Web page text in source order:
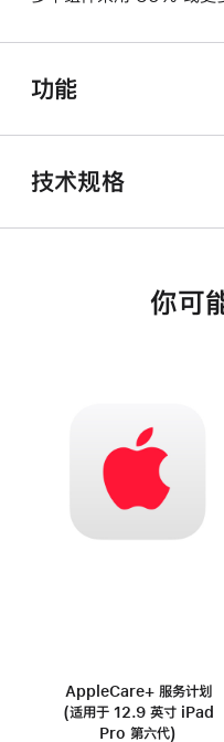
功能
技术规格
你可
AppleCare+ 服务计划
(适用于 12.9 英寸 iPad
Pro 第六代)